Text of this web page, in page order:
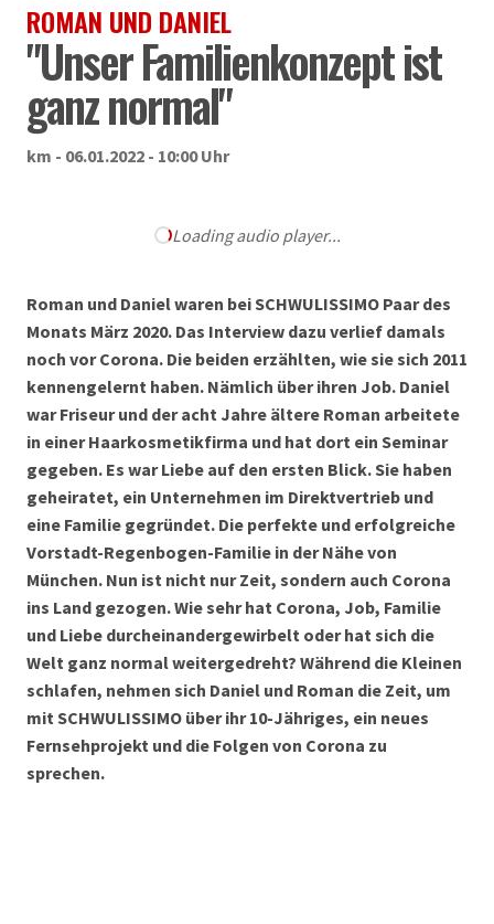
ROMAN UND DANIEL
"Unser Familienkonzept ist
ganz normal"
km - 06.01.2022 - 10:00 Uhr
Loading audio player...
Roman und Daniel waren bei SCHWULISSIMO Paar des
Monats März 2020. Das Interview dazu verlief damals
noch vor Corona. Die beiden erzählten, wie sie sich 2011
kennengelernt haben. Nämlich über ihren Job. Daniel
war Friseur und der acht Jahre ältere Roman arbeitete
in einer Haarkosmetikfirma und hat dort ein Seminar
gegeben. Es war Liebe auf den ersten Blick. Sie haben
geheiratet, ein Unternehmen im Direktvertrieb und
eine Familie gegründet. Die perfekte und erfolgreiche
Vorstadt-Regenbogen-Familie in der Nähe von
München. Nun ist nicht nur Zeit, sondern auch Corona
ins Land gezogen. Wie sehr hat Corona, Job, Familie
und Liebe durcheinandergewirbelt oder hat sich die
Welt ganz normal weitergedreht? Während die Kleinen
schlafen, nehmen sich Daniel und Roman die Zeit, um
mit SCHWULISSIMO über ihr 10-Jähriges, ein neues
Fernsehprojekt und die Folgen von Corona zu
sprechen.